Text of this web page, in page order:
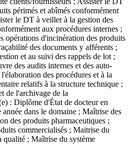
périmés et abîmés conformément
le DT à veiller à la gestion des
aux procédures internes ;
opérations d'incinération des produits
des documents y afférents ;
et au suivi des rappels de lot ;
des audits internes et des auto-
des procédures et à la
relatifs à la structure technique ;
de l'archivage de la
: Diplôme d'État de docteur en
dans le domaine ; Maîtrise des
des produits pharmaceutiques ;
commercialisés ; Maitrise du
qualité ; Maîtrise du système